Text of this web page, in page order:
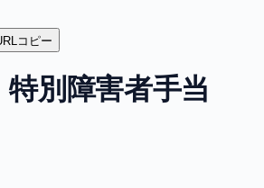
コピー
特別障害者手当